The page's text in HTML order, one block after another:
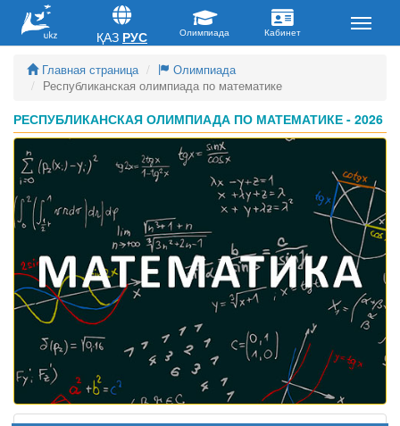
Главная страница
Олимпиада
Республиканская олимпиада по математике
РЕСПУБЛИКАНСКАЯ ОЛИМПИАДА ПО МАТЕМАТИКЕ - 2026
ҚАЗ РУС